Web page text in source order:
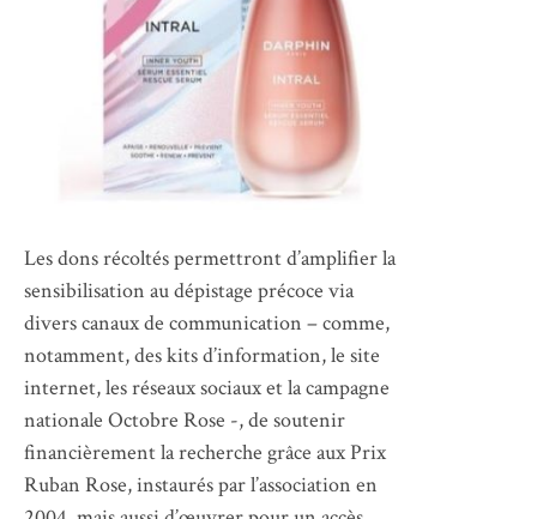
Les dons récoltés permettront d’amplifier la
sensibilisation au dépistage précoce via
divers canaux de communication – comme,
notamment, des kits d’information, le site
internet, les réseaux sociaux et la campagne
nationale Octobre Rose -, de soutenir
financièrement la recherche grâce aux Prix
Ruban Rose, instaurés par l’association en